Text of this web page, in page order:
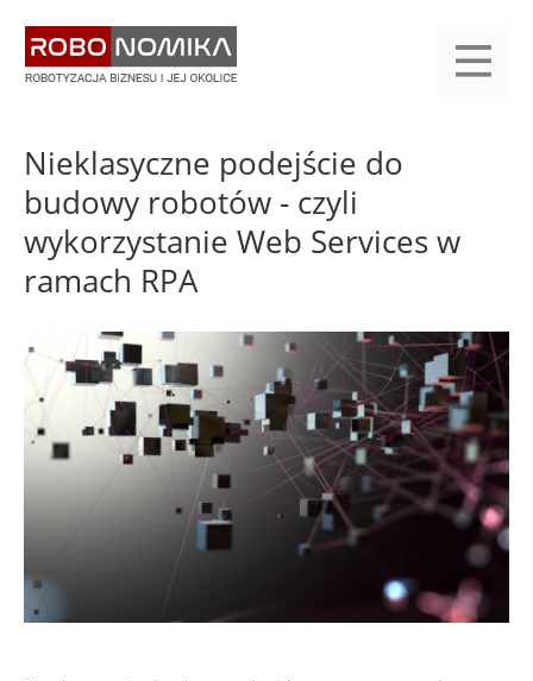
treści
yasne
main
menu
Nieklasyczne podejście do
budowy robotów - czyli
wykorzystanie Web Services w
ramach RPA